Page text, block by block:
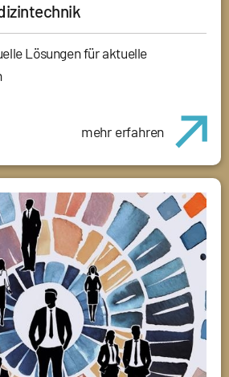
Lösungen für aktuelle
mehr erfahren